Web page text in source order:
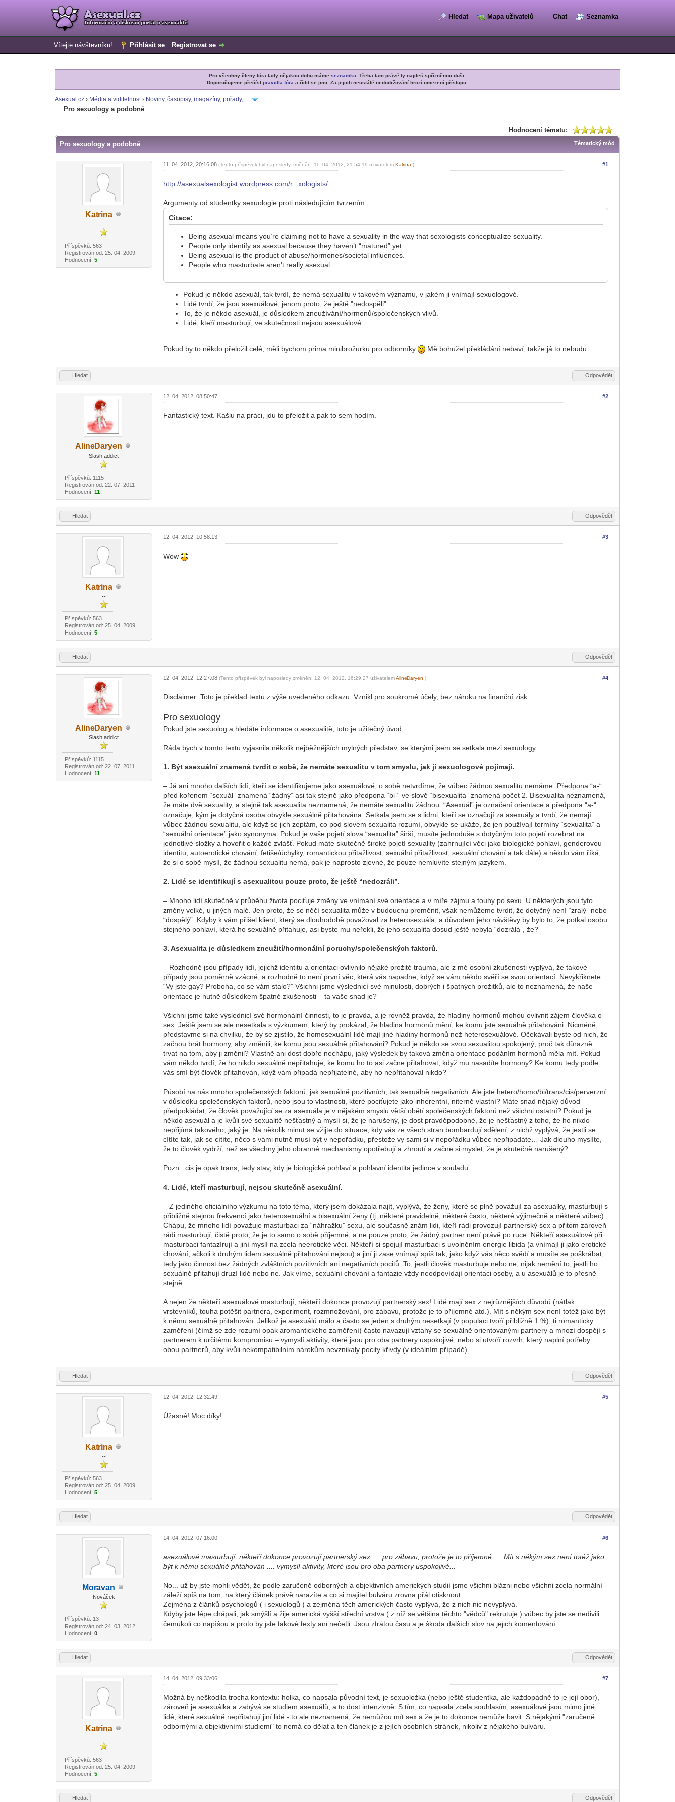
Hledat Mapa uživatelů Chat Seznamka
Vítejte návštevníku! Přihlásit se Registrovat se
Pro všechny členy fóra tady nějakou dobu mámeseznamku . Třeba tam právě ty najdeš spřízněnou duši.
Doporučujeme přečístpravidla fóra a řídit se jimi. Za jejich neustálé nedodržování hrozí omezení přístupu.
Asexual.cz › Média a viditelnost› Noviny, časopisy, magazíny, pořady, ...
Pro sexuology a podobně
Hodnocení tématu:
Tématický mód
Pro sexuology a podobně
Katrina
--
Příspěvků: 563
Registrován od: 25. 04. 2009
Hodnocení: 5
#1
11. 04. 2012, 20:16:08(Tento příspěvek byl naposledy změněn: 11. 04. 2012, 21:54:19 uživatelemKatrina .)
http://asexualsexologist.wordpress.com/r...xologists/
Argumenty od studentky sexuologie proti následujícím tvrzením:
Citace:
Being asexual means you’re claiming not to have a sexuality in the way that sexologists conceptualize sexuality.
People only identify as asexual because they haven’t “matured” yet.
Being asexual is the product of abuse/hormones/societal influences.
People who masturbate aren’t really asexual.
Pokud je někdo asexuál, tak tvrdí, že nemá sexualitu v takovém významu, v jakém ji vnímají sexuologové.
Lidé tvrdí, že jsou asexuálové, jenom proto, že ještě "nedospěli"
To, že je někdo asexuál, je důsledkem zneužívání/hormonů/společenských vlivů.
Lidé, kteří masturbují, ve skutečnosti nejsou asexuálové.
Pokud by to někdo přeložil celé, měli bychom prima minibrožurku pro odborníky Mě bohužel překládání nebaví, takže já to nebudu.
Hledat Odpovědět
AlineDaryen
Slash addict
Příspěvků: 1115
Registrován od: 22. 07. 2011
Hodnocení: 11
#2
12. 04. 2012, 08:50:47
Fantastický text. Kašlu na práci, jdu to přeložit a pak to sem hodím.
Hledat Odpovědět
Katrina
--
Příspěvků: 563
Registrován od: 25. 04. 2009
Hodnocení: 5
#3
12. 04. 2012, 10:58:13
Wow
Hledat Odpovědět
AlineDaryen
Slash addict
Příspěvků: 1115
Registrován od: 22. 07. 2011
Hodnocení: 11
#4
12. 04. 2012, 12:27:08(Tento příspěvek byl naposledy změněn: 12. 04. 2012, 16:29:27 uživatelemAlineDaryen .)
Disclaimer: Toto je překlad textu z výše uvedeného odkazu. Vznikl pro soukromé účely, bez nároku na finanční zisk.
Pro sexuology
Pokud jste sexuolog a hledáte informace o asexualitě, toto je užitečný úvod.
Ráda bych v tomto textu vyjasnila několik nejběžnějších mylných představ, se kterými jsem se setkala mezi sexuology:
1. Být asexuální znamená tvrdit o sobě, že nemáte sexualitu v tom smyslu, jak ji sexuologové pojímají.
– Já ani mnoho dalších lidí, kteří se identifikujeme jako asexuálové, o sobě netvrdíme, že vůbec žádnou sexualitu nemáme. Předpona “a-“
před kořenem “sexuál” znamená “žádný” asi tak stejně jako předpona “bi-“ ve slově “bisexualita” znamená počet 2. Bisexualita neznamená,
že máte dvě sexuality, a stejně tak asexualita neznamená, že nemáte sexualitu žádnou. “Asexuál” je označení orientace a předpona “a-“
označuje, kým je dotyčná osoba obvykle sexuálně přitahována. Setkala jsem se s lidmi, kteří se označují za asexuály a tvrdí, že nemají
vůbec žádnou sexualitu, ale když se jich zeptám, co pod slovem sexualita rozumí, obvykle se ukáže, že jen používají termíny “sexualita” a
“sexuální orientace” jako synonyma. Pokud je vaše pojetí slova “sexualita” širší, musíte jednoduše s dotyčným toto pojetí rozebrat na
jednotlivé složky a hovořit o každé zvlášť. Pokud máte skutečně široké pojetí sexuality (zahrnující věci jako biologické pohlaví, genderovou
identitu, autoerotické chování, fetiše/úchylky, romantickou přitažlivost, sexuální přitažlivost, sexuální chování a tak dále) a někdo vám říká,
že si o sobě myslí, že žádnou sexualitu nemá, pak je naprosto zjevné, že pouze nemluvíte stejným jazykem.
2. Lidé se identifikují s asexualitou pouze proto, že ještě “nedozráli”.
– Mnoho lidí skutečně v průběhu života pociťuje změny ve vnímání své orientace a v míře zájmu a touhy po sexu. U některých jsou tyto
změny velké, u jiných malé. Jen proto, že se něčí sexualita může v budoucnu proměnit, však nemůžeme tvrdit, že dotyčný není “zralý” nebo
“dospělý”. Kdyby k vám přišel klient, který se dlouhodobě považoval za heterosexuála, a důvodem jeho návštěvy by bylo to, že potkal osobu
stejného pohlaví, která ho sexuálně přitahuje, asi byste mu neřekli, že jeho sexualita dosud ještě nebyla “dozrálá”, že?
3. Asexualita je důsledkem zneužití/hormonální poruchy/společenských faktorů.
– Rozhodně jsou případy lidí, jejichž identitu a orientaci ovlivnilo nějaké prožité trauma, ale z mé osobní zkušenosti vyplývá, že takové
případy jsou poměrně vzácné, a rozhodně to není první věc, která vás napadne, když se vám někdo svěří se svou orientací. Nevykřiknete:
“Vy jste gay? Proboha, co se vám stalo?” Všichni jsme výslednicí své minulosti, dobrých i špatných prožitků, ale to neznamená, že naše
orientace je nutně důsledkem špatné zkušenosti – ta vaše snad je?
Všichni jsme také výslednicí své hormonální činnosti, to je pravda, a je rovněž pravda, že hladiny hormonů mohou ovlivnit zájem člověka o
sex. Ještě jsem se ale nesetkala s výzkumem, který by prokázal, že hladina hormonů mění, ke komu jste sexuálně přitahováni. Nicméně,
představme si na chvilku, že by se zjistilo, že homosexuální lidé mají jiné hladiny hormonů než heterosexuálové. Očekávali byste od nich, že
začnou brát hormony, aby změnili, ke komu jsou sexuálně přitahováni? Pokud je někdo se svou sexualitou spokojený, proč tak důrazně
trvat na tom, aby ji změnil? Vlastně ani dost dobře nechápu, jaký výsledek by taková změna orientace podáním hormonů měla mít. Pokud
vám někdo tvrdí, že ho nikdo sexuálně nepřitahuje, ke komu ho to asi začne přitahovat, když mu nasadíte hormony? Ke komu tedy podle
vás smí být člověk přitahován, když vám připadá nepřijatelné, aby ho nepřitahoval nikdo?
Působí na nás mnoho společenských faktorů, jak sexuálně pozitivních, tak sexuálně negativních. Ale jste hetero/homo/bi/trans/cis/perverzní
v důsledku společenských faktorů, nebo jsou to vlastnosti, které pociťujete jako inherentní, niterně vlastní? Máte snad nějaký důvod
předpokládat, že člověk považující se za asexuála je v nějakém smyslu větší obětí společenských faktorů než všichni ostatní? Pokud je
někdo asexuál a je kvůli své sexualitě nešťastný a myslí si, že je narušený, je dost pravděpodobné, že je nešťastný z toho, že ho nikdo
nepřijímá takového, jaký je. Na několik minut se vžijte do situace, kdy vás ze všech stran bombardují sdělení, z nichž vyplývá, že jestli se
cítíte tak, jak se cítíte, něco s vámi nutně musí být v nepořádku, přestože vy sami si v nepořádku vůbec nepřipadáte… Jak dlouho myslíte,
že to člověk vydrží, než se všechny jeho obranné mechanismy opotřebují a zhroutí a začne si myslet, že je skutečně narušený?
Pozn.: cis je opak trans, tedy stav, kdy je biologické pohlaví a pohlavní identita jedince v souladu.
4. Lidé, kteří masturbují, nejsou skutečně asexuální.
– Z jediného oficiálního výzkumu na toto téma, který jsem dokázala najít, vyplývá, že ženy, které se plně považují za asexuálky, masturbují s
přibližně stejnou frekvencí jako heterosexuální a bisexuální ženy (tj. některé pravidelně, některé často, některé výjimečně a některé vůbec).
Chápu, že mnoho lidí považuje masturbaci za “náhražku” sexu, ale současně znám lidi, kteří rádi provozují partnerský sex a přitom zároveň
rádi masturbují, čistě proto, že je to samo o sobě příjemné, a ne pouze proto, že žádný partner není právě po ruce. Někteří asexuálové při
masturbaci fantazírují a jiní myslí na zcela neerotické věci. Někteří si spojují masturbaci s uvolněním energie libida (a vnímají ji jako erotické
chování, ačkoli k druhým lidem sexuálně přitahováni nejsou) a jiní ji zase vnímají spíš tak, jako když vás něco svědí a musíte se poškrábat,
tedy jako činnost bez žádných zvláštních pozitivních ani negativních pocitů. To, jestli člověk masturbuje nebo ne, nijak nemění to, jestli ho
sexuálně přitahují druzí lidé nebo ne. Jak víme, sexuální chování a fantazie vždy neodpovídají orientaci osoby, a u asexuálů je to přesně
stejně.
A nejen že někteří asexuálové masturbují, někteří dokonce provozují partnerský sex! Lidé mají sex z nejrůznějších důvodů (nátlak
vrstevníků, touha potěšit partnera, experiment, rozmnožování, pro zábavu, protože je to příjemné atd.). Mít s někým sex není totéž jako být
k němu sexuálně přitahován. Jelikož je asexuálů málo a často se jeden s druhým nesetkají (v populaci tvoří přibližně 1 %), ti romanticky
zaměření (čímž se zde rozumí opak aromantického zaměření) často navazují vztahy se sexuálně orientovanými partnery a mnozí dospějí s
partnerem k určitému kompromisu – vymyslí aktivity, které jsou pro oba partnery uspokojivé, nebo si utvoří rozvrh, který naplní potřeby
obou partnerů, aby kvůli nekompatibilním nárokům nevznikaly pocity křivdy (v ideálním případě).
Hledat Odpovědět
Katrina
--
Příspěvků: 563
Registrován od: 25. 04. 2009
Hodnocení: 5
#5
12. 04. 2012, 12:32:49
Úžasné! Moc díky!
Hledat Odpovědět
Moravan
Nováček
Příspěvků: 13
Registrován od: 24. 03. 2012
Hodnocení: 0
#6
14. 04. 2012, 07:16:00
asexuálové masturbují, někteří dokonce provozují partnerský sex .... pro zábavu, protože je to příjemné .... Mít s někým sex není totéž jako
být k němu sexuálně přitahován .... vymyslí aktivity, které jsou pro oba partnery uspokojivé...
No... už by jste mohli vědět, že podle zaručeně odborných a objektivních amerických studií jsme všichni blázni nebo všichni zcela normální -
záleží spíš na tom, na který článek právě narazíte a co si majitel bulváru zrovna přál otisknout.
Zejména z článků psychologů ( i sexuologů ) a zejména těch amerických často vyplývá, že z nich nic nevyplývá.
Kdyby jste lépe chápali, jak smýšlí a žije americká vyšší střední vrstva ( z níž se většina těchto "vědců" rekrutuje ) vůbec by jste se nedivili
čemukoli co napíšou a proto by jste takové texty ani nečetli. Jsou ztrátou času a je škoda dalších slov na jejich komentování.
Hledat Odpovědět
Katrina
--
Příspěvků: 563
Registrován od: 25. 04. 2009
Hodnocení: 5
#7
14. 04. 2012, 09:33:06
Možná by neškodila trocha kontextu: holka, co napsala původní text, je sexuoložka (nebo ještě studentka, ale každopádně to je její obor),
zároveň je asexuálka a zabývá se studiem asexuálů, a to dost intenzivně. S tím, co napsala zcela souhlasím, asexuálové jsou mimo jiné
lidé, které sexuálně nepřitahují jiní lidé - to ale neznamená, že nemůžou mít sex a že je to dokonce nemůže bavit. S nějakými "zaručeně
odbornými a objektivními studiemi" to nemá co dělat a ten článek je z jejích osobních stránek, nikoliv z nějakého bulváru.
Hledat Odpovědět